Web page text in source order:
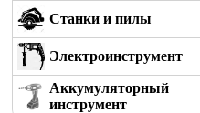
Станки и пилы
Электроинструмент
Аккумуляторный
инструмент